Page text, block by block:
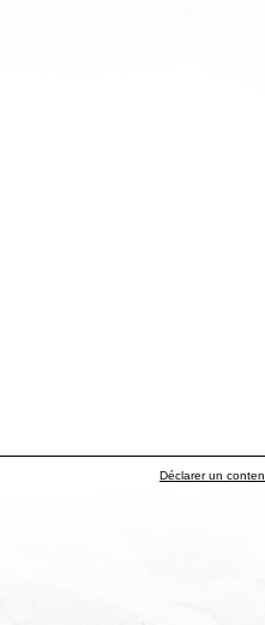
Déclarer un